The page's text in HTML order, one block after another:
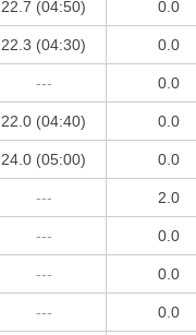
22.7 (04:50) 0.0
22.3 (04:30) 0.0
--- 0.0
22.0 (04:40) 0.0
24.0 (05:00) 0.0
--- 2.0
--- 0.0
--- 0.0
--- 0.0